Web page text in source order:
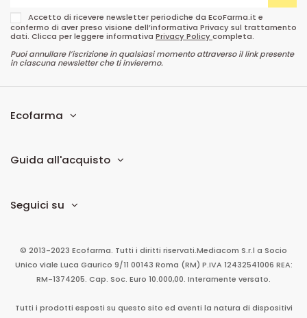
Accetto di ricevere newsletter periodiche da EcoFarma.it e
confermo di aver preso visione dell’informativa Privacy sul trattamento
dati. Clicca per leggere informativa Privacy Policycompleta.
Puoi annullare l’iscrizione in qualsiasi momento attraverso il link presente
in ciascuna newsletter che ti invieremo.
Ecofarma
Guida all'acquisto
Seguici su
© 2013-2023 Ecofarma. Tutti i diritti riservati.Mediacom S.r.l a Socio
Unico viale Luca Gaurico 9/11 00143 Roma (RM) P.IVA 12432541006 REA:
RM-1374205. Cap. Soc. Euro 10.000,00. Interamente versato.
Tutti i prodotti esposti su questo sito ed aventi la natura di dispositivi